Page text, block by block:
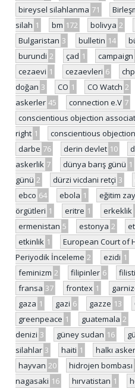
bireysel silahlanma 71
silah 1 bm 172 bolivya 2
Bulgaristan 3 bulletin 14
burundi 2 çad 1 campaign
cezaevi 1 cezaevleri 6 chp
doğan 3 CO 1 CO Watch 2
askerler 45 connection e.V 7
conscientious objection
right 1 conscientious
darbe 76 derin devlet 10
askerlik 7 dünya barış günü 1
günü 2 dürzi vicdani retçi 3
ebco 64 ebola 1 eğitim
örgütleri 1 eritre 1 erkeklik
ermenistan 5 estonya 2
etkinlik 1 European Court of
Periyodik İnceleme 2 ezidi 1
feminizm 2 filipinler 6
fransa 37 frontex 1
gaza 1 gazi 6 gazze 13
greenpeace 1 guatemala 2
denizi 3 güney sudan 16
silahlar 3 haiti 1 halkı
hayvan 20 hidrojen bombası
nagasaki 16 hırvatistan 1